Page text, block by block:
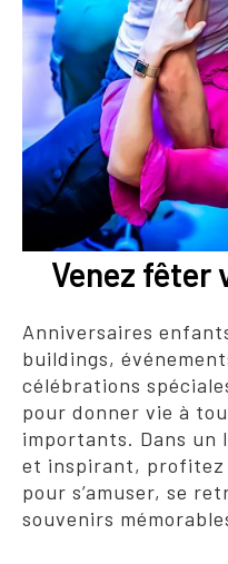
Venez fêter
Anniversaires
buildings,
célébrations
pour donner vie à
importants. Dans un
et inspirant, profitez
pour s’amuser, se
souvenirs